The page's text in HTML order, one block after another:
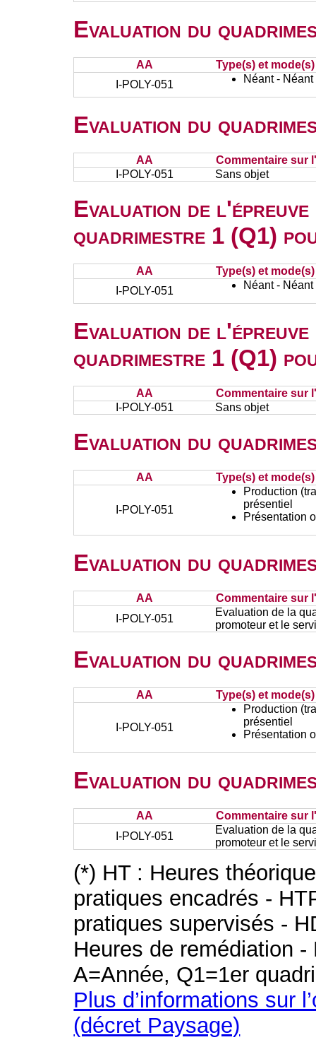
Evaluation du
AA
Type(s) et
I-POLY-051
Néant - Néant
Evaluation du
AA
Commentaire sur
I-POLY-051
Sans objet
Evaluation de
quadrimestre 1 (Q1)
AA
Type(s) et
I-POLY-051
Néant - Néant
Evaluation de
quadrimestre 1 (Q1)
AA
Commentaire sur
I-POLY-051
Sans objet
Evaluation du
AA Type(s) et
I-POLY-051
Production
présentiel
Présentation
Evaluation du
AA
Commentaire sur
I-POLY-051
Evaluation de la
promoteur et le
Evaluation du
AA Type(s) et
I-POLY-051
Production
présentiel
Présentation
Evaluation du
AA
Commentaire sur
I-POLY-051
Evaluation de la
promoteur et le
(*) HT : Heures
pratiques encadrés -
pratiques supervisés -
Heures de remédiation
A=Année, Q1=1er
Plus d’informations sur
(décret Paysage)